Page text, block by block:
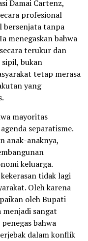
Damai Cartenz,
profesional
bersenjata tanpa
menegaskan bahwa
terukur dan
bukan
tetap merasa
yang
mayoritas
separatisme.
anak-anaknya,
keluarga.
tidak lagi
Oleh karena
oleh Bupati
menjadi sangat
bahwa
dalam konflik